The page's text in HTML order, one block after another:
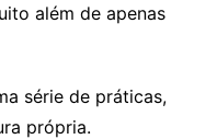
além de apenas
série de práticas,
própria.